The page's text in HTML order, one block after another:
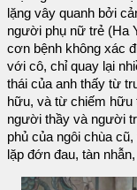
lặng vây quanh bởi
người phụ nữ trẻ (Ha
cơn bệnh không xác
với cô, chỉ quay lại
thái của anh thấy từ
hữu, và từ chiếm hữu
người thầy và người
phủ của ngôi chùa
lặp đớn đau, tàn